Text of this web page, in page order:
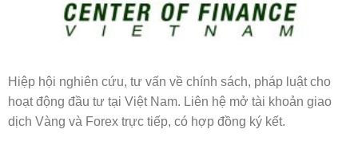
Hiệp hội nghiên cứu, tư vấn về chính sách, pháp luật cho
hoạt động đầu tư tại Việt Nam. Liên hệ mở tài khoản giao
dịch Vàng và Forex trực tiếp, có hợp đồng ký kết.